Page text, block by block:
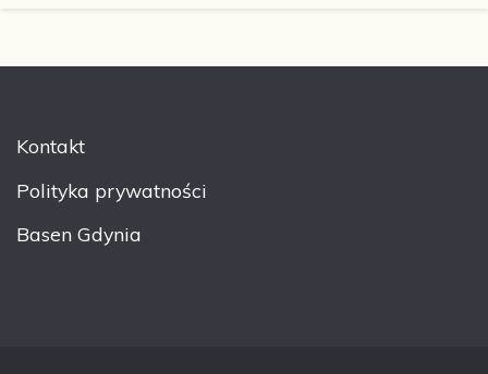
Kontakt
Polityka prywatności
Basen Gdynia